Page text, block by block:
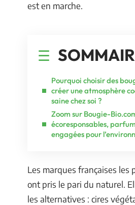
est en marche.
Pourquoi choisir des
créer une atmosphère
saine chez soi ?
Zoom sur Bougie-
écoresponsables,
engagées pour
Les marques françaises les
ont pris le pari du naturel.
les alternatives : cires